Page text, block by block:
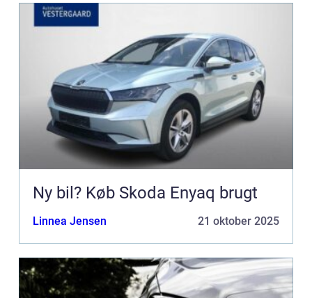
Ny bil? Køb Skoda Enyaq brugt
Linnea Jensen 21 oktober 2025